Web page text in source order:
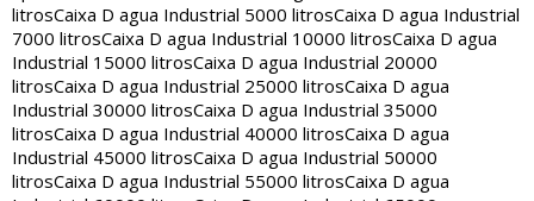
litrosCaixa D agua Industrial 5000 litrosCaixa D agua Industrial
7000 litrosCaixa D agua Industrial 10000 litrosCaixa D agua
Industrial 15000 litrosCaixa D agua Industrial 20000
litrosCaixa D agua Industrial 25000 litrosCaixa D agua
Industrial 30000 litrosCaixa D agua Industrial 35000
litrosCaixa D agua Industrial 40000 litrosCaixa D agua
Industrial 45000 litrosCaixa D agua Industrial 50000
litrosCaixa D agua Industrial 55000 litrosCaixa D agua